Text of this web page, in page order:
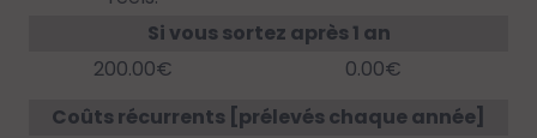
Si vous sortez après 1 an
200.00€
0.00€
Coûts récurrents [prélevés chaque année]